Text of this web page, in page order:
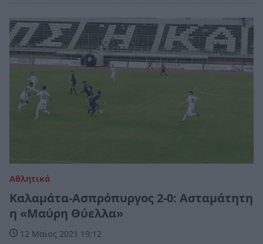
Αθλητικά
Καλαμάτα-Ασπρόπυργος 2-0: Ασταμάτητη
η «Μαύρη Θύελλα»
12 Μαϊος 2021 19:12